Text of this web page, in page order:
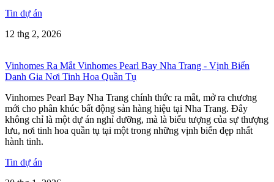
Tin dự án
12 thg 2, 2026
Vinhomes Ra Mắt Vinhomes Pearl Bay Nha Trang - Vịnh Biển
Danh Gia Nơi Tinh Hoa Quần Tụ
Vinhomes Pearl Bay Nha Trang chính thức ra mắt, mở ra chương
mới cho phân khúc bất động sản hàng hiệu tại Nha Trang. Đây
không chỉ là một dự án nghỉ dưỡng, mà là biểu tượng của sự thượng
lưu, nơi tinh hoa quần tụ tại một trong những vịnh biển đẹp nhất
hành tinh.
Tin dự án